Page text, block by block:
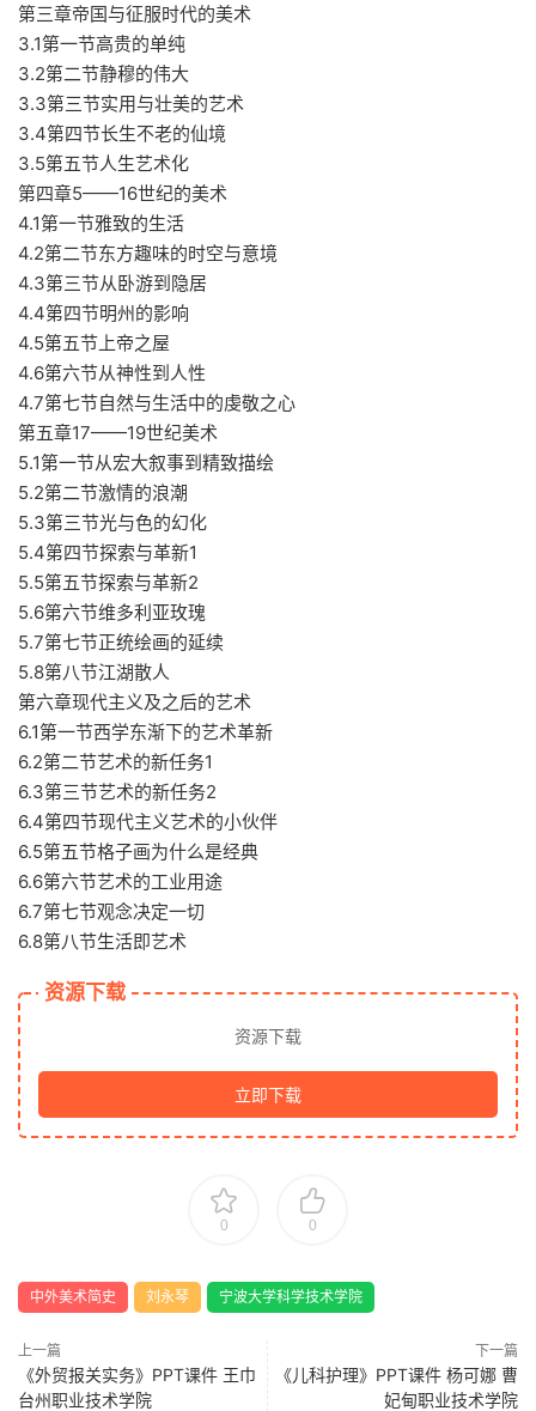
第三章帝国与征服时代的美术
3.1第一节高贵的单纯
3.2第二节静穆的伟大
3.3第三节实用与壮美的艺术
3.4第四节长生不老的仙境
3.5第五节人生艺术化
第四章5——16世纪的美术
4.1第一节雅致的生活
4.2第二节东方趣味的时空与意境
4.3第三节从卧游到隐居
4.4第四节明州的影响
4.5第五节上帝之屋
4.6第六节从神性到人性
4.7第七节自然与生活中的虔敬之心
第五章17——19世纪美术
5.1第一节从宏大叙事到精致描绘
5.2第二节激情的浪潮
5.3第三节光与色的幻化
5.4第四节探索与革新1
5.5第五节探索与革新2
5.6第六节维多利亚玫瑰
5.7第七节正统绘画的延续
5.8第八节江湖散人
第六章现代主义及之后的艺术
6.1第一节西学东渐下的艺术革新
6.2第二节艺术的新任务1
6.3第三节艺术的新任务2
6.4第四节现代主义艺术的小伙伴
6.5第五节格子画为什么是经典
6.6第六节艺术的工业用途
6.7第七节观念决定一切
6.8第八节生活即艺术
资源下载
资源下载
立即下载
0 0
中外美术简史 刘永琴 宁波大学科学技术学院
上一篇
《外贸报关实务》PPT课件 王巾
台州职业技术学院
下一篇
《儿科护理》PPT课件 杨可娜 曹
妃甸职业技术学院